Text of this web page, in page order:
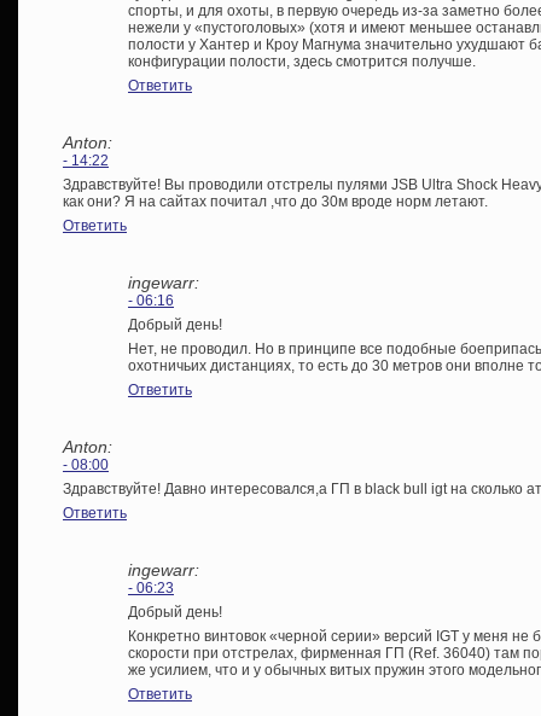
спорты, и для охоты, в первую очередь из-за заметно
нежели у «пустоголовых» (хотя и имеют меньшее
полости у Хантер и Кроу Магнума значительно ухудшают
конфигурации полости, здесь смотрится получше.
Ответить
Anton:
- 14:22
Здравствуйте! Вы проводили отстрелы пулями JSB Ultra Shock
как они? Я на сайтах почитал ,что до 30м вроде норм летают.
Ответить
ingewarr:
- 06:16
Добрый день!
Нет, не проводил. Но в принципе все подобные
охотничьих дистанциях, то есть до 30 метров они вполне
Ответить
Anton:
- 08:00
Здравствуйте! Давно интересовался,а ГП в black bull igt на сколько
Ответить
ingewarr:
- 06:23
Добрый день!
Конкретно винтовок «черной серии» версий IGT у меня не
скорости при отстрелах, фирменная ГП (Ref. 36040) там
же усилием, что и у обычных витых пружин этого
Ответить